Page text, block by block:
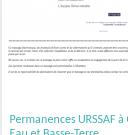
Permanences URSSAF